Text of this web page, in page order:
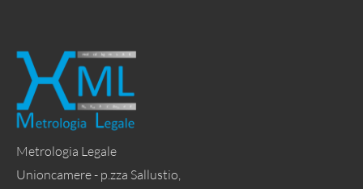
Metrologia Legale
Unioncamere - p.zza Sallustio,